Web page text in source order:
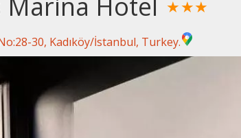
★★★
30, Kadıköy/İstanbul, Turkey.